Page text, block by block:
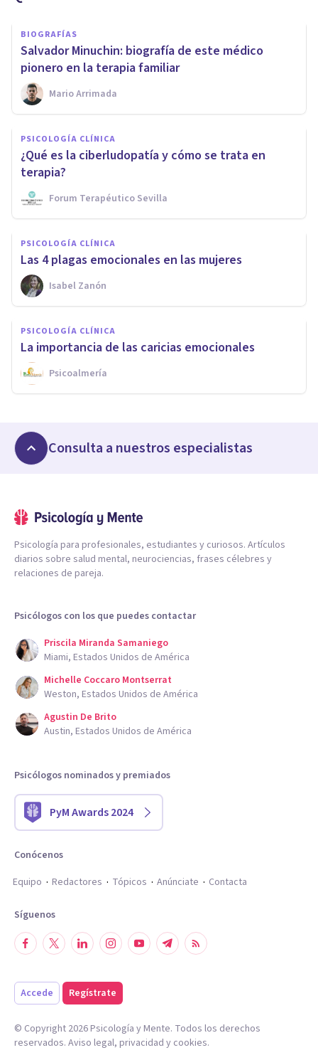
BIOGRAFÍAS
Salvador Minuchin: biografía de este médico
pionero en la terapia familiar
Mario Arrimada
PSICOLOGÍA CLÍNICA
¿Qué es la ciberludopatía y cómo se trata en
terapia?
Forum Terapéutico Sevilla
PSICOLOGÍA CLÍNICA
Las 4 plagas emocionales en las mujeres
Isabel Zanón
PSICOLOGÍA CLÍNICA
La importancia de las caricias emocionales
Psicoalmería
Consulta a nuestros especialistas
Psicología para profesionales, estudiantes y curiosos. Artículos
diarios sobre salud mental, neurociencias, frases célebres y
relaciones de pareja.
Psicólogos con los que puedes contactar
Priscila Miranda Samaniego
Miami, Estados Unidos de América
Michelle Coccaro Montserrat
Weston, Estados Unidos de América
Agustin De Brito
Austin, Estados Unidos de América
Psicólogos nominados y premiados
PyM Awards 2024
Conócenos
Equipo
Redactores Tópicos Anúnciate Contacta
Síguenos
Accede Regístrate
© Copyright 2026Psicología y Mente. Todos los derechos
reservados. Aviso legal, privacidad y cookies.